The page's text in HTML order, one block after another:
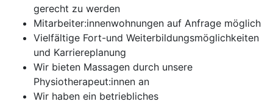
gerecht zu werden
Mitarbeiter:innenwohnungen auf Anfrage möglich
Vielfältige Fort-und Weiterbildungsmöglichkeiten
und Karriereplanung
Wir bieten Massagen durch unsere
Physiotherapeut:innen an
Wir haben ein betriebliches